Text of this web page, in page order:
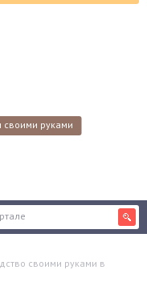
своими руками
своими руками в